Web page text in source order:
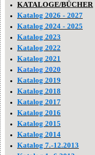
KATALOGE/BÜCHER
Katalog 2026 - 2027
Katalog 2024 - 2025
Katalog 2023
Katalog 2022
Katalog 2021
Katalog 2020
Katalog 2019
Katalog 2018
Katalog 2017
Katalog 2016
Katalog 2015
Katalog 2014
Katalog 7.-12.2013